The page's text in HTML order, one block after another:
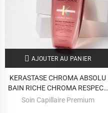
AJOUTER AU PANIER
KERASTASE CHROMA ABSOLU
BAIN RICHE CHROMA RESPECT
250ML
Soin Capillaire Premium